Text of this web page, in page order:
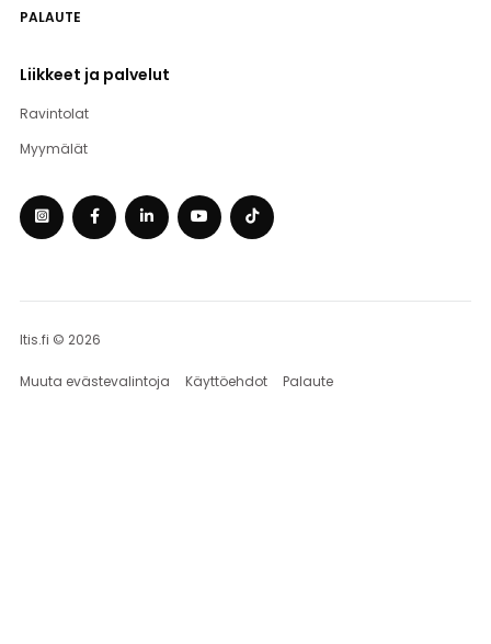
PALAUTE
Liikkeet ja palvelut
Ravintolat
Myymälät
Itis.fi © 2026
Muuta evästevalintoja Käyttöehdot Palaute